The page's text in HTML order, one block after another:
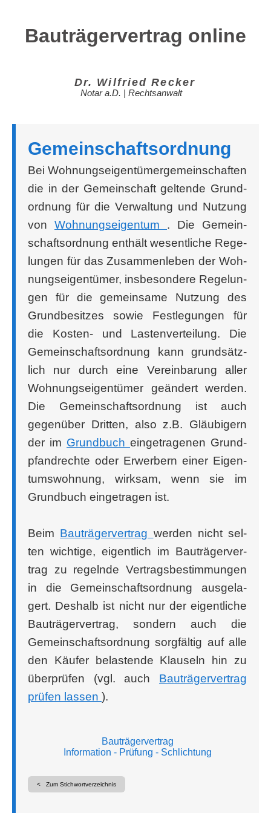
Bauträgervertrag online
Dr. Wil­fried Recker
Notar a.D. | Rechtsanwalt
Gemein­schafts­ord­nung
Bei Woh­nungs­ei­gen­tü­mer­ge­mein­schaf­ten
die in der Gemein­schaft gel­ten­de Grund­
ord­nung für die Ver­wal­tung und Nut­zung
von Woh­nungs­ei­gen­tum . Die Gemein­
schafts­ord­nung ent­hält wesent­li­che Rege­
lun­gen für das Zusam­men­le­ben der Woh­
nungs­ei­gen­tü­mer, ins­be­son­de­re Rege­lun­
gen für die gemein­sa­me Nut­zung des
Grund­be­sit­zes sowie Fest­le­gun­gen für
die Kos­ten- und Las­ten­ver­tei­lung. Die
Gemein­schafts­ord­nung kann grund­sätz­
lich nur durch eine Ver­ein­ba­rung aller
Woh­nungs­ei­gen­tü­mer geän­dert wer­den.
Die Gemein­schafts­ord­nung ist auch
gegen­über Drit­ten, also z.B. Gläu­bi­gern
der im Grund­buch ein­ge­tra­ge­nen Grund­
pfand­rech­te oder Erwer­bern einer Eigen­
tums­woh­nung, wirk­sam, wenn sie im
Grund­buch ein­ge­tra­gen ist.
Beim Bau­trä­ger­ver­trag wer­den nicht sel­
ten wich­ti­ge, eigent­lich im Bau­trä­ger­ver­
trag zu regeln­de Ver­trags­be­stim­mun­gen
in die Gemein­schafts­ord­nung aus­ge­la­
gert. Des­halb ist nicht nur der eigent­li­che
Bau­trä­ger­ver­trag, son­dern auch die
Gemein­schafts­ord­nung sorg­fäl­tig auf alle
den Käu­fer belas­ten­de Klau­seln hin zu
über­prü­fen (vgl. auch Bau­trä­ger­ver­trag
prü­fen las­sen ).
Bauträgervertrag
Information - Prüfung - Schlichtung
< Zum Stichwortverzeichnis